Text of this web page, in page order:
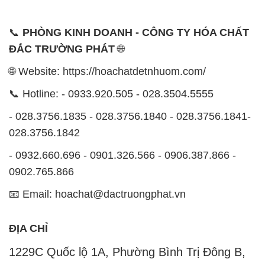
📞 PHÒNG KINH DOANH - CÔNG TY HÓA CHẤT
ĐẮC TRƯỜNG PHÁT🌐
🌐 Website: https://hoachatdetnhuom.com/
📞 Hotline: - 0933.920.505 - 028.3504.5555
- 028.3756.1835 - 028.3756.1840 - 028.3756.1841-
028.3756.1842
- 0932.660.696 - 0901.326.566 - 0906.387.866 -
0902.765.866
📧 Email: hoachat@dactruongphat.vn
ĐỊA CHỈ
1229C Quốc lộ 1A, Phường Bình Trị Đông B,